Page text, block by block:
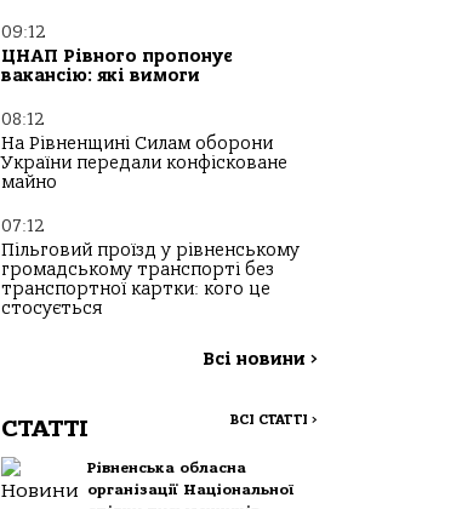
09:12
ЦНАП Рівного пропонує
вакансію: які вимоги
08:12
На Рівненщині Силам оборони
України передали конфісковане
майно
07:12
Пільговий проїзд у рівненському
громадському транспорті без
транспортної картки: кого це
стосується
Всі новини >
СТАТТІ ВСІ СТАТТІ >
Рівненська обласна
організації Національної